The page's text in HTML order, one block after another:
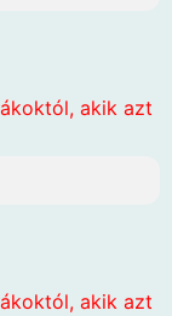
akik azt
akik azt